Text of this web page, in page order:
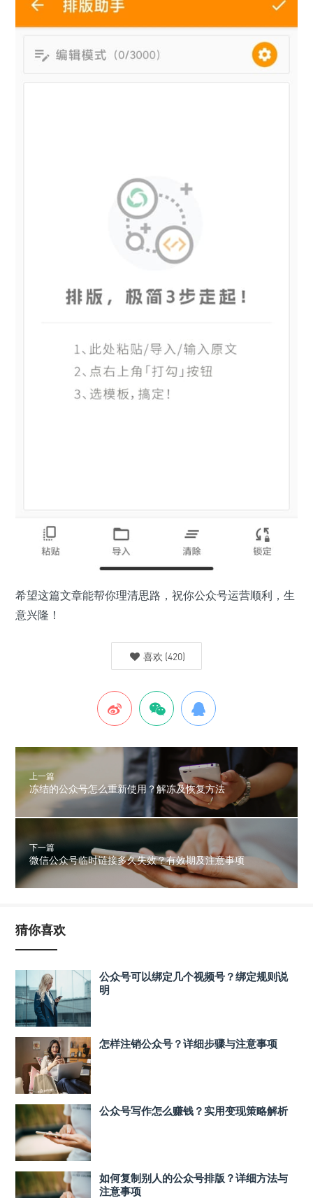
希望这篇文章能帮你理清思路，祝你公众号运营顺利，生
意兴隆！
喜欢 (420)
上一篇
冻结的公众号怎么重新使用？解冻及恢复方法
下一篇
微信公众号临时链接多久失效？有效期及注意事项
猜你喜欢
公众号可以绑定几个视频号？绑定规则说
明
怎样注销公众号？详细步骤与注意事项
公众号写作怎么赚钱？实用变现策略解析
如何复制别人的公众号排版？详细方法与
注意事项